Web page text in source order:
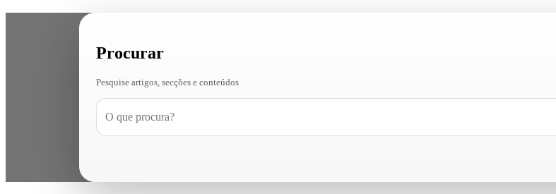
Procurar
Pesquise artigos, secções e conteúdos